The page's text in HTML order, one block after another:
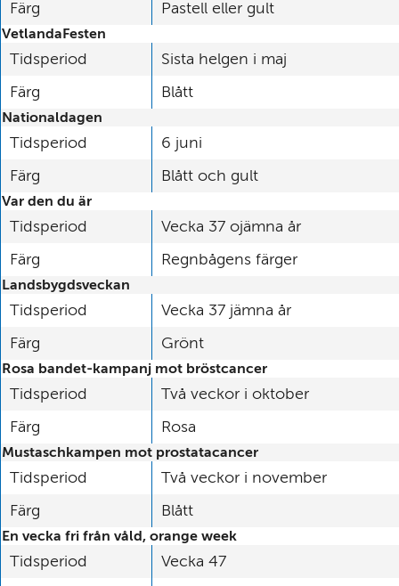
Färg
Pastell eller gult
VetlandaFesten
Tidsperiod
Sista helgen i maj
Färg
Blått
Nationaldagen
Tidsperiod
6 juni
Färg
Blått och gult
Var den du är
Tidsperiod
Vecka 37 ojämna år
Färg
Regnbågens färger
Landsbygdsveckan
Tidsperiod
Vecka 37 jämna år
Färg
Grönt
Rosa bandet-kampanj mot bröstcancer
Tidsperiod
Två veckor i oktober
Färg
Rosa
Mustaschkampen mot prostatacancer
Tidsperiod
Två veckor i november
Färg
Blått
En vecka fri från våld, orange week
Tidsperiod
Vecka 47